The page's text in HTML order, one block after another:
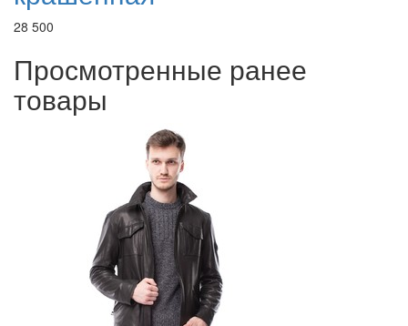
28 500
Просмотренные ранее
товары